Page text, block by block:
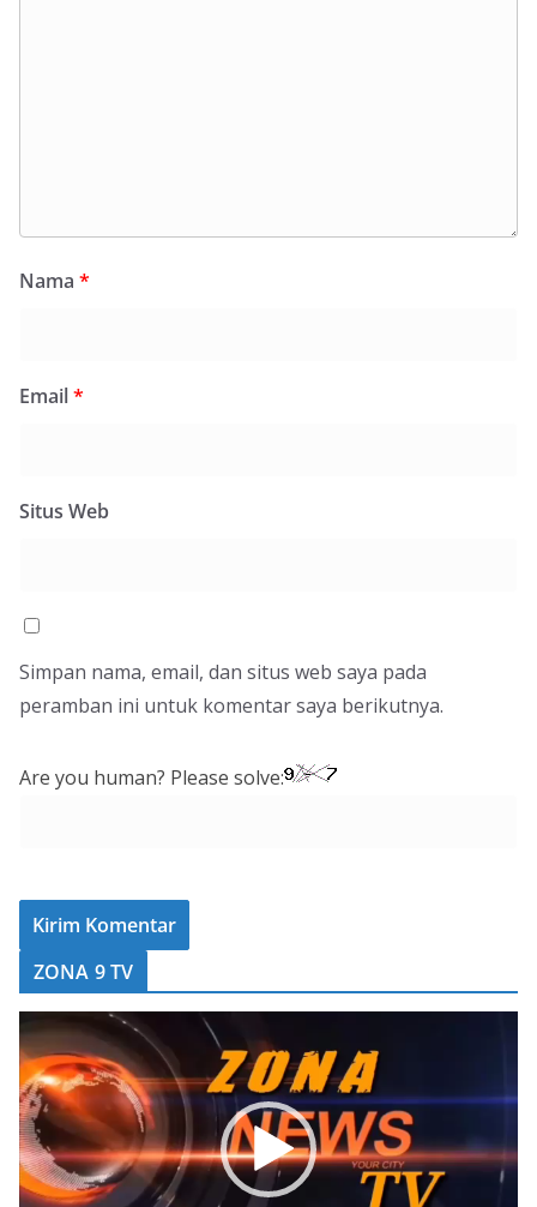
Nama *
Email*
Situs Web
Simpan nama, email, dan situs web saya pada
peramban ini untuk komentar saya berikutnya.
Are you human? Please solve:
ZONA 9 TV
e
m
u
t
a